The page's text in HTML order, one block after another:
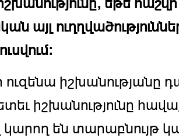
եթե
այլ
ուզենա իշխանությանը
իշխանությունը
են տարաբնույթ